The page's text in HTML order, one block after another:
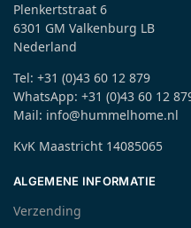
Plenkertstraat 6
6301 GM Valkenburg LB
Nederland
Tel: +31 (0)43 60 12 879
WhatsApp: +31 (0)43 60 12
Mail: info@hummelhome.nl
KvK Maastricht 14085065
ALGEMENE INFORMATIE
Verzending